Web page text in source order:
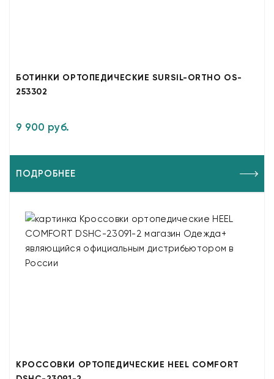
БОТИНКИ ОРТОПЕДИЧЕСКИЕ SURSIL-ORTHO OS-
253302
9 900 руб.
ПОДРОБНЕЕ
КРОССОВКИ ОРТОПЕДИЧЕСКИЕ HEEL COMFORT